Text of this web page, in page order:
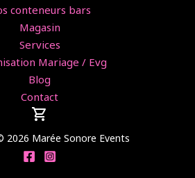
conteneurs bars
Magasin
Services
Mariage / Evg
Blog
Contact
2026 Marée Sonore Events